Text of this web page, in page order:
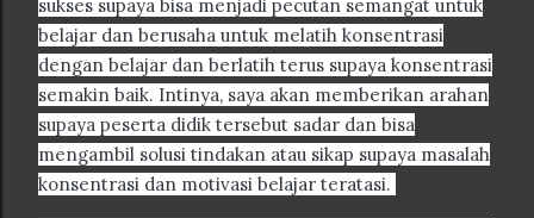
sukses supaya bisa menjadi pecutan semangat untuk
belajar dan berusaha untuk melatih konsentrasi
dengan belajar dan berlatih terus supaya konsentrasi
semakin baik. Intinya, saya akan memberikan arahan
supaya peserta didik tersebut sadar dan bisa
mengambil solusi tindakan atau sikap supaya masalah
konsentrasi dan motivasi belajar teratasi.